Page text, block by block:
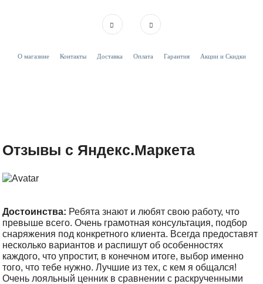
О магазине Контакты Доставка Оплата Гарантия Акции и Скидки
Отзывы с Яндекс.Маркета
Достоинства: Ребята знают и любят свою работу, что
превыше всего. Очень грамотная консультация, подбор
снаряжения под конкретного клиента. Всегда предоставят
несколько вариантов и распишут об особенностях
каждого, что упростит, в конечном итоге, выбор именно
того, что тебе нужно. Лучшие из тех, с кем я общался!
Очень лояльный ценник в сравнении с раскрученными